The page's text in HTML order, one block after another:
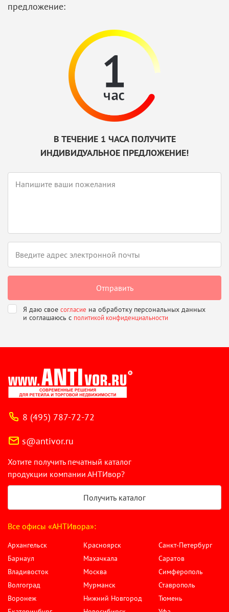
предложение:
В ТЕЧЕНИЕ 1 ЧАСА ПОЛУЧИТЕ
ИНДИВИДУАЛЬНОЕ ПРЕДЛОЖЕНИЕ!
Я даю свое согласие на обработку персональных данных
и соглашаюсь с политикой конфиденциальности
8 (495) 787-72-72
s@antivor.ru
Хотите получить печатный каталог
продукции компании АНТИвор?
Получить каталог
Все офисы «АНТИвора»:
Архангельск
Барнаул
Владивосток
Волгоград
Воронеж
Красноярск
Махачкала
Москва
Мурманск
Нижний Новгород
Санкт-Петербург
Саратов
Симферополь
Ставрополь
Тюмень